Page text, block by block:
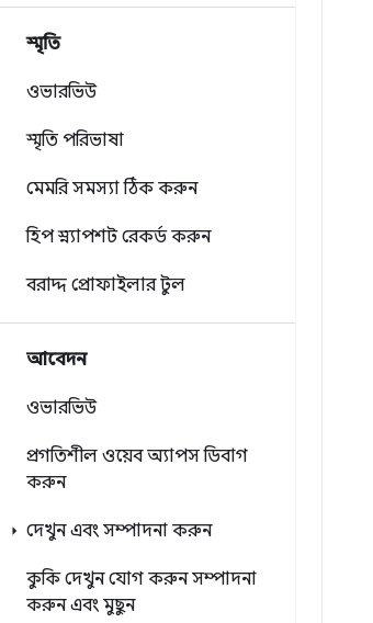
স্মৃতি
ওভারভিউ
স্মৃতি পরিভাষা
মেমরি সমস্যা ঠিক করুন
হিপ স্ন্যাপশট রেকর্ড করুন
বরাদ্দ প্রোফাইলার টুল
আবেদন
ওভারভিউ
প্রগতিশীল ওয়েব অ্যাপস ডিবাগ
করুন
দেখুন এবং সম্পাদনা করুন
কুকি দেখুনযোগ করুনসম্পাদনা
করুন এবং মুছুন